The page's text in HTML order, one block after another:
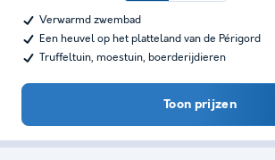
Verwarmd zwembad
Een heuvel op het platteland van de Périgord
Truffeltuin, moestuin, boerderijdieren
Toon prijzen